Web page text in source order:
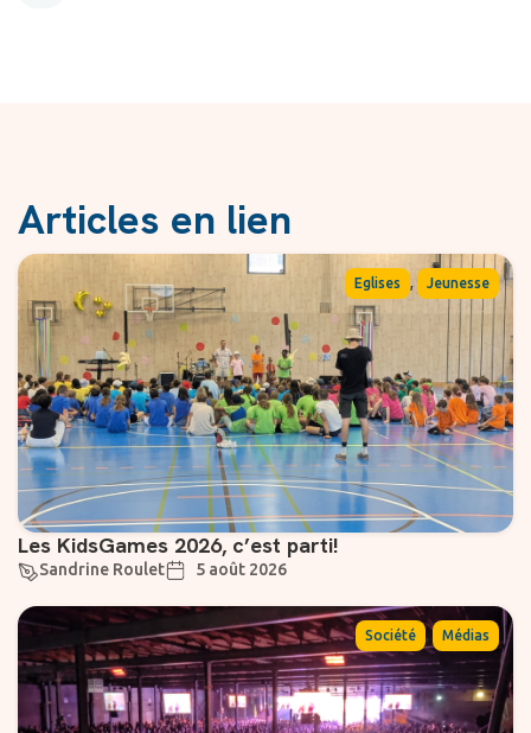
Articles en lien
Eglises , Jeunesse
Les KidsGames 2026, c’est parti!
Sandrine Roulet 5 août 2026
Société , Médias